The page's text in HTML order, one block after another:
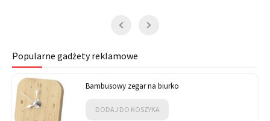
Popularne gadżety reklamowe
Bambusowy zegar na biurko
DODAJ DO KOSZYKA